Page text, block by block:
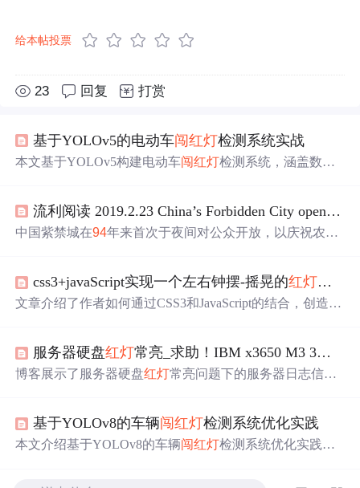
给本帖投票
23 回复 打赏
基于YOLOv5的电动车闯红灯检测系统实战
本文基于YOLOv5构建电动车闯红灯检测系统，涵盖数据
过滤（空间/时序/行为验证）及CBAM注意力改进。实测在
Jetson AGX Xavier上达45FPS、mAP 0.78，有效抓拍率提
流利阅读 2019.2.23 China’s Forbidden City opens to the general public at night for the first time in
中国紫禁城在94年来首次于夜间对公众开放，以庆祝农历
被抢购一空，显示出公众对此活动的极高热情。
css3+javaScript实现一个左右钟摆-摇晃的红灯笼网
文章介绍了作者如何通过CSS3和JavaScript的结合，创造出
服务器硬盘红灯常亮_求助！IBM x3650 M3 3号硬盘黄灯常亮 面板DASD
博客展示了服务器硬盘红灯常亮问题下的服务器日志信
用位置的提示。
基于YOLOv8的车辆闯红灯检测系统优化实践
本文介绍基于YOLOv8的车辆闯红灯检测系统优化实践，